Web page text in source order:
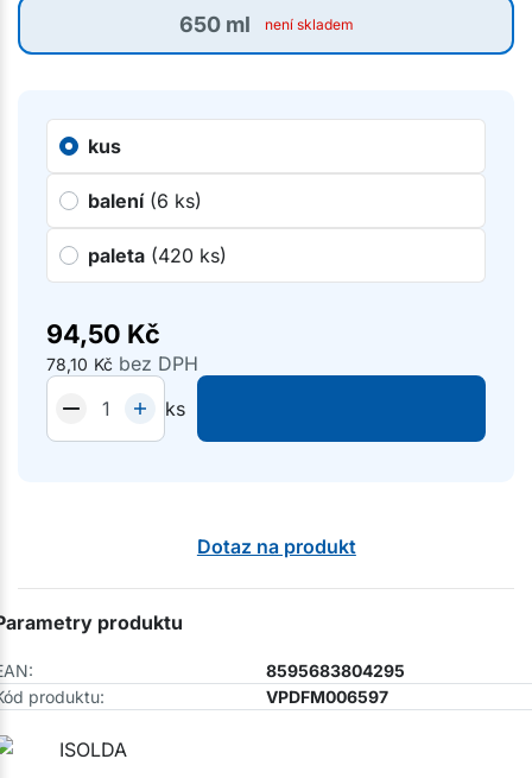
650 ml není skladem
kus
balení (6 ks)
paleta (420 ks)
94,50 Kč
78,10 Kč bez DPH
ks
Dotaz na produkt
produktu
8595683804295
produktu:
VPDFM006597